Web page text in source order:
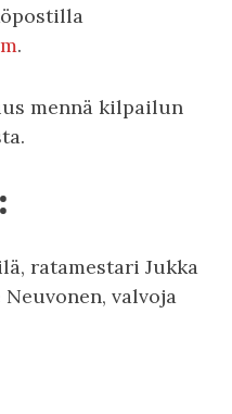
.
mennä kilpailun
ratamestari Jukka
valvoja